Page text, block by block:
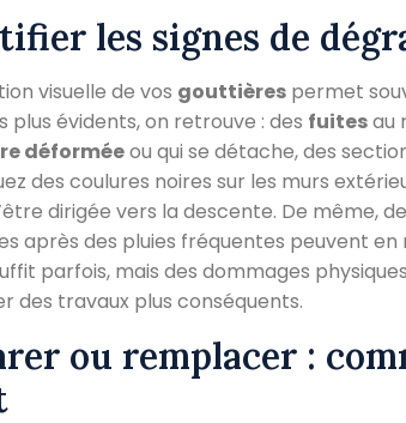
les signes de
visuelle de vos gouttières permet
plus évidents, on retrouve : des fuitesau
déforméeou qui se détache, des
des coulures noires sur les murs
dirigée vers la descente. De même,
après des pluies fréquentes peuvent
parfois, mais des dommages
des travaux plus conséquents.
ou remplacer :